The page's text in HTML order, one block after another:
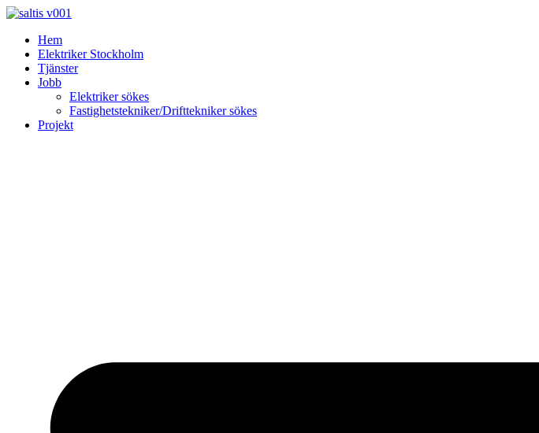
Skip
contentHem
Elektriker Stockholm
Tjänster
Jobb
Elektriker sökes
Fastighetstekniker/Drifttekniker sökes
Projekt